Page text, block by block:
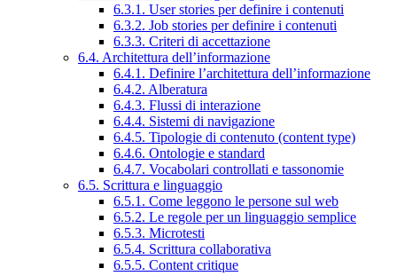
6.3.1. User stories per definire i contenuti
6.3.2. Job stories per definire i contenuti
6.3.3. Criteri di accettazione
6.4. Architettura dell’informazione
6.4.1. Definire l’architettura dell’informazione
6.4.2. Alberatura
6.4.3. Flussi di interazione
6.4.4. Sistemi di navigazione
6.4.5. Tipologie di contenuto (content type)
6.4.6. Ontologie e standard
6.4.7. Vocabolari controllati e tassonomie
6.5. Scrittura e linguaggio
6.5.1. Come leggono le persone sul web
6.5.2. Le regole per un linguaggio semplice
6.5.3. Microtesti
6.5.4. Scrittura collaborativa
6.5.5. Content critique